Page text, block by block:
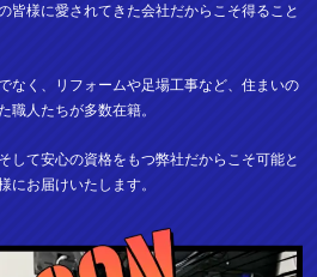
皆様に愛されてきた会社だからこそ得ること
なく、リフォームや足場工事など、住まいの
職人たちが多数在籍。
して安心の資格をもつ弊社だからこそ可能と
にお届けいたします。